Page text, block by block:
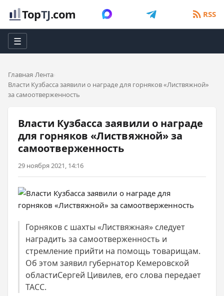
TopTJ.com RSS
☰
Главная Лента
Власти Кузбасса заявили о награде для горняков «Листвяжной»
за самоотверженность
Власти Кузбасса заявили о награде
для горняков «Листвяжной» за
самоотверженность
29 ноября 2021, 14:16
Горняков с шахты «Листвяжная» следует
наградить за самоотверженность и
стремление прийти на помощь товарищам.
Об этом заявил губернатор Кемеровской
областиСергей Цивилев, его слова передает
ТАСС.